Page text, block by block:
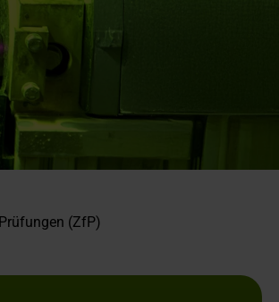
(ZfP)